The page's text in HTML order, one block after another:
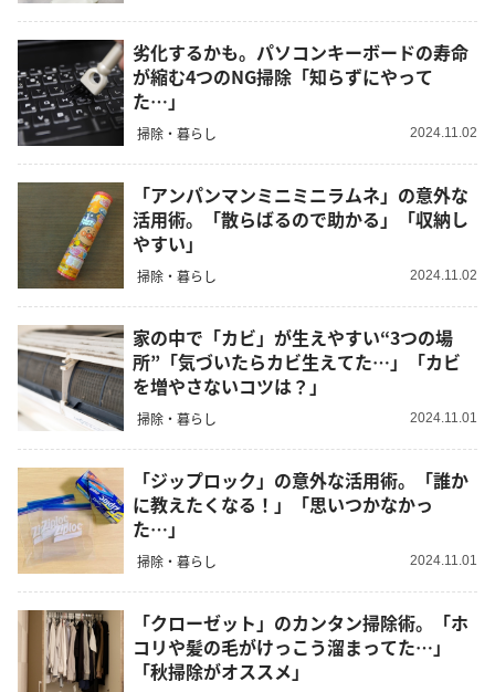
劣化するかも。パソコンキーボードの寿命
が縮む4つのNG掃除「知らずにやって
た…」
掃除・暮らし 2024.11.02
「アンパンマンミニミニラムネ」の意外な
活用術。「散らばるので助かる」「収納し
やすい」
掃除・暮らし 2024.11.02
家の中で「カビ」が生えやすい“3つの場
所”「気づいたらカビ生えてた…」「カビ
を増やさないコツは？」
掃除・暮らし 2024.11.01
「ジップロック」の意外な活用術。「誰か
に教えたくなる！」「思いつかなかっ
た…」
掃除・暮らし 2024.11.01
「クローゼット」のカンタン掃除術。「ホ
コリや髪の毛がけっこう溜まってた…」
「秋掃除がオススメ」